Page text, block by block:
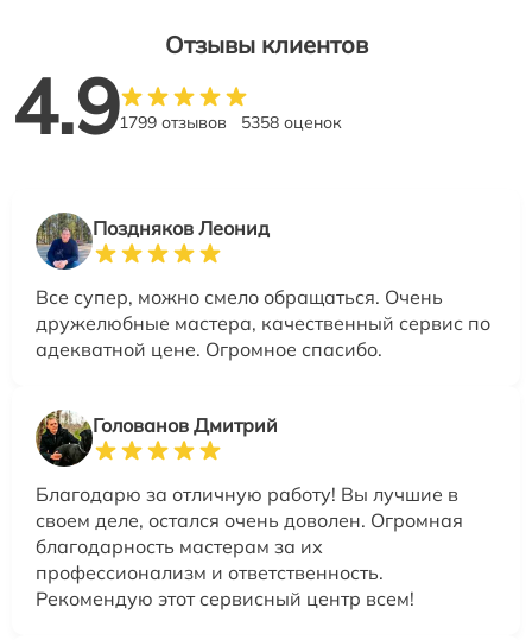
Отзывы клиентов
4.91799 отзывов 5358 оценок
Поздняков Леонид
Все супер, можно смело обращаться. Очень
дружелюбные мастера, качественный сервис по
адекватной цене. Огромное спасибо.
Голованов Дмитрий
Благодарю за отличную работу! Вы лучшие в
своем деле, остался очень доволен. Огромная
благодарность мастерам за их
профессионализм и ответственность.
Рекомендую этот сервисный центр всем!